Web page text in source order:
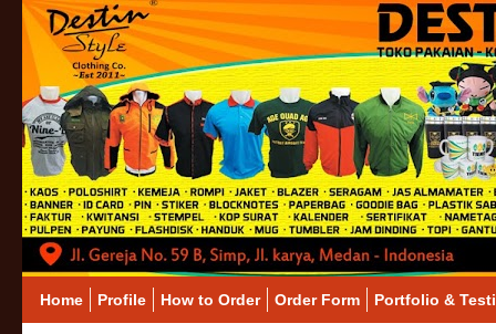
Home Profile How to Order Order Form Portfolio &